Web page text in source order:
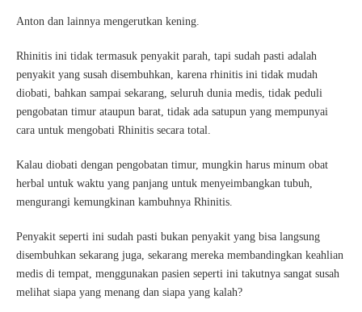
Anton dan lainnya mengerutkan kening.
Rhinitis ini tidak termasuk penyakit parah, tapi sudah pasti adalah
penyakit yang susah disembuhkan, karena rhinitis ini tidak mudah
diobati, bahkan sampai sekarang, seluruh dunia medis, tidak peduli
pengobatan timur ataupun barat, tidak ada satupun yang mempunyai
cara untuk mengobati Rhinitis secara total.
Kalau diobati dengan pengobatan timur, mungkin harus minum obat
herbal untuk waktu yang panjang untuk menyeimbangkan tubuh,
mengurangi kemungkinan kambuhnya Rhinitis.
Penyakit seperti ini sudah pasti bukan penyakit yang bisa langsung
disembuhkan sekarang juga, sekarang mereka membandingkan keahlian
medis di tempat, menggunakan pasien seperti ini takutnya sangat susah
melihat siapa yang menang dan siapa yang kalah?